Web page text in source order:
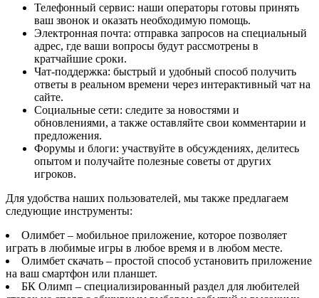
Телефонный сервис: наши операторы готовы принять
ваш звонок и оказать необходимую помощь.
Электронная почта: отправка запросов на специальный
адрес, где ваши вопросы будут рассмотрены в
кратчайшие сроки.
Чат-поддержка: быстрый и удобный способ получить
ответы в реальном времени через интерактивный чат на
сайте.
Социальные сети: следите за новостями и
обновлениями, а также оставляйте свои комментарии и
предложения.
Форумы и блоги: участвуйте в обсуждениях, делитесь
опытом и получайте полезные советы от других
игроков.
Для удобства наших пользователей, мы также предлагаем
следующие инструменты:
Олимбет – мобильное приложение, которое позволяет
играть в любимые игры в любое время и в любом месте.
Олимбет скачать – простой способ установить приложение
на ваш смартфон или планшет.
БК Олимп – специализированный раздел для любителей